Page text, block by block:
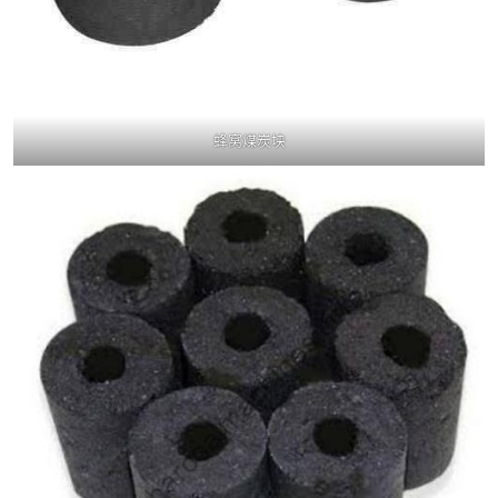
蜂窝煤炭块